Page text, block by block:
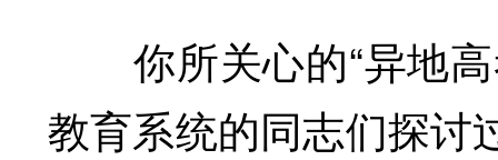
你所关心的“异地高
教育系统的同志们探讨